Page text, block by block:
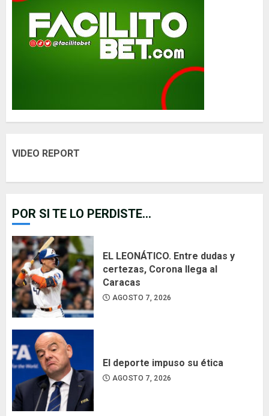
VIDEO REPORT
POR SI TE LO PERDISTE...
EL LEONÁTICO. Entre dudas y
certezas, Corona llega al
Caracas
AGOSTO 7, 2026
El deporte impuso su ética
AGOSTO 7, 2026